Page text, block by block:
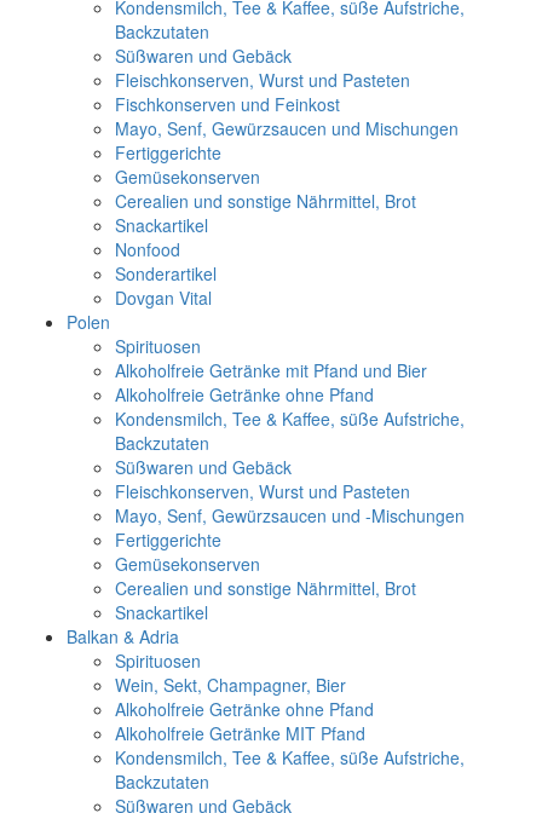
Kondensmilch, Tee & Kaffee, süße Aufstriche,
Backzutaten
Süßwaren und Gebäck
Fleischkonserven, Wurst und Pasteten
Fischkonserven und Feinkost
Mayo, Senf, Gewürzsaucen und Mischungen
Fertiggerichte
Gemüsekonserven
Cerealien und sonstige Nährmittel, Brot
Snackartikel
Nonfood
Sonderartikel
Dovgan Vital
Polen
Spirituosen
Alkoholfreie Getränke mit Pfand und Bier
Alkoholfreie Getränke ohne Pfand
Kondensmilch, Tee & Kaffee, süße Aufstriche,
Backzutaten
Süßwaren und Gebäck
Fleischkonserven, Wurst und Pasteten
Mayo, Senf, Gewürzsaucen und -Mischungen
Fertiggerichte
Gemüsekonserven
Cerealien und sonstige Nährmittel, Brot
Snackartikel
Balkan & Adria
Spirituosen
Wein, Sekt, Champagner, Bier
Alkoholfreie Getränke ohne Pfand
Alkoholfreie Getränke MIT Pfand
Kondensmilch, Tee & Kaffee, süße Aufstriche,
Backzutaten
Süßwaren und Gebäck